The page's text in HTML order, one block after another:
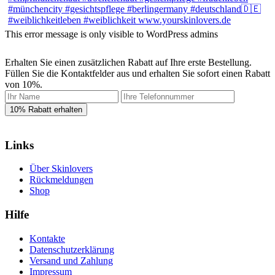
This error message is only visible to WordPress admins
Erhalten Sie einen zusätzlichen Rabatt auf Ihre erste Bestellung.
Füllen Sie die Kontaktfelder aus und erhalten Sie sofort einen Rabatt
von 10%.
Links
Über Skinlovers
Rückmeldungen
Shop
Hilfe
Kontakte
Datenschutzerklärung
Versand und Zahlung
Impressum